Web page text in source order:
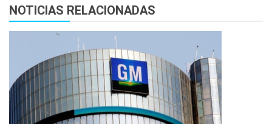
NOTICIAS RELACIONADAS